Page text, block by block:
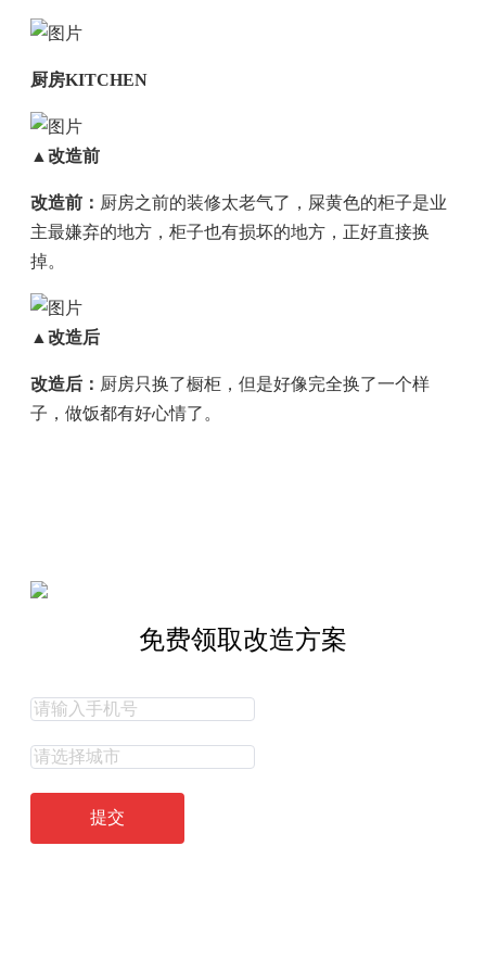
厨房KITCHEN
▲改造前
改造前： 厨房之前的装修太老气了，屎黄色的柜子是业
主最嫌弃的地方，柜子也有损坏的地方，正好直接换
掉。
▲改造后
改造后： 厨房只换了橱柜，但是好像完全换了一个样
子，做饭都有好心情了。
免费领取改造方案
提交